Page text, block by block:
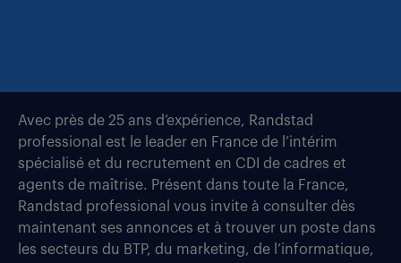
Avec près de 25 ans d’expérience, Randstad
professional est le leader en France de l’intérim
spécialisé et du recrutement en CDI de cadres et
agents de maîtrise. Présent dans toute la France,
Randstad professional vous invite à consulter dès
maintenant ses annonces et à trouver un poste dans
les secteurs du BTP, du marketing, de l’informatique,